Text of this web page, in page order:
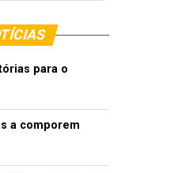
para o
a comporem